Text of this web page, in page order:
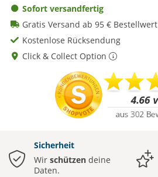
Sofort versandfertig
Gratis Versand ab 95 € Bestellwert
Kostenlose Rücksendung
Click & Collect Option
Sicherheit
Wir schützen deine
Daten.